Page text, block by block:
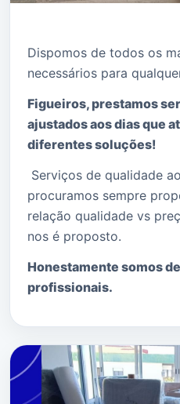
Dispomos de todos os
necessários para
Figueiros, prestamos
ajustados aos dias que
diferentes soluções!
Serviços de qualidade
procuramos sempre
relação qualidade vs
nos é proposto.
Honestamente somos
profissionais.